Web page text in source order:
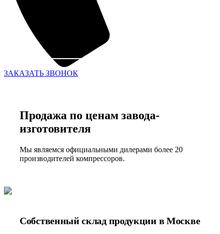
ЗАКАЗАТЬ ЗВОНОК
Продажа по ценам завода-
изготовителя
Мы являемся официальными дилерами более 20
производителей компрессоров.
Собственный склад продукции в Москве